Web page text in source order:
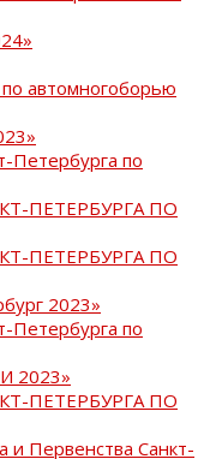
автомногоборью
Петербурга по
ПЕТЕРБУРГА ПО
ПЕТЕРБУРГА ПО
2023»
Петербурга по
2023»
ПЕТЕРБУРГА ПО
и Первенства Санкт-